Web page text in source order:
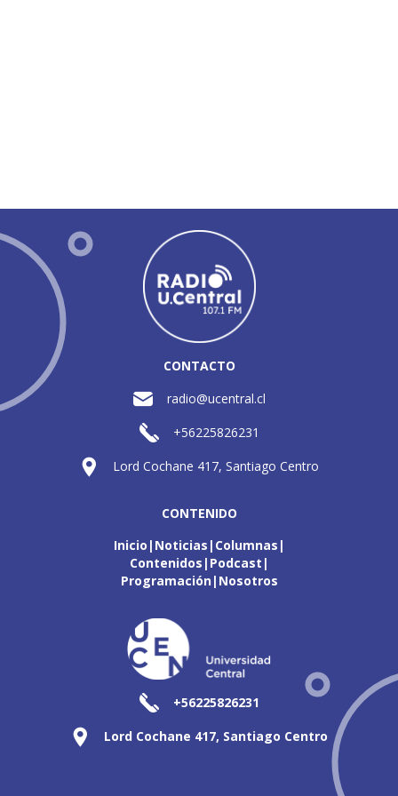
CONTACTO
radio@ucentral.cl
+56225826231
Lord Cochane 417, Santiago Centro
CONTENIDO
Inicio Noticias Columnas
Contenidos Podcast
Programación Nosotros
+56225826231
Lord Cochane 417, Santiago Centro